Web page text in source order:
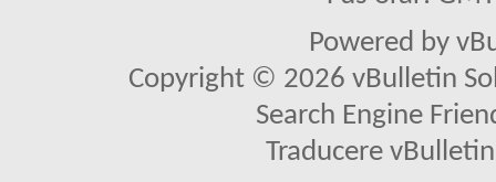
Powered by
Copyright © 2026 vBulletin
Search Engine
Traducere